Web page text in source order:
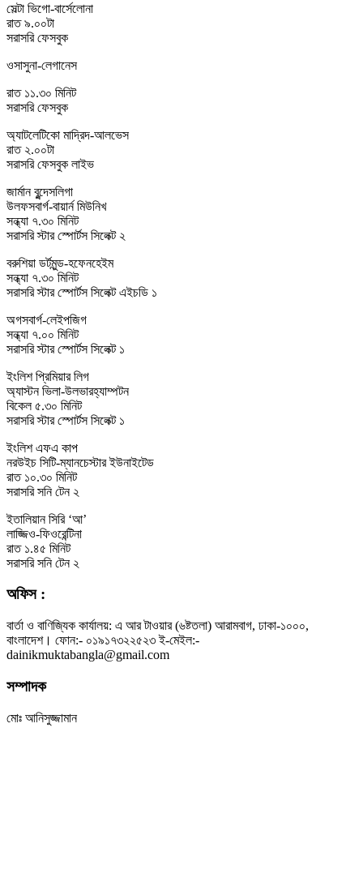
সেল্টা ভিগো-বার্সেলোনা
রাত ৯.০০টা
সরাসরি ফেসবুক
ওসাসুনা-লেগানেস
রাত ১১.৩০ মিনিট
সরাসরি ফেসবুক
অ্যাটলেটিকো মাদ্রিদ-আলভেস
রাত ২.০০টা
সরাসরি ফেসবুক লাইভ
জার্মান বুন্দেসলিগা
উলফসবার্গ-বায়ার্ন মিউনিখ
সন্ধ্যা ৭.৩০ মিনিট
সরাসরি স্টার স্পোর্টস সিলেক্ট ২
বরুশিয়া ডর্টমুন্ড-হফেনহেইম
সন্ধ্যা ৭.৩০ মিনিট
সরাসরি স্টার স্পোর্টস সিলেক্ট এইচডি ১
অগসবার্গ-লেইপজিগ
সন্ধ্যা ৭.০০ মিনিট
সরাসরি স্টার স্পোর্টস সিলেক্ট ১
ইংলিশ প্রিমিয়ার লিগ
অ্যাস্টন ভিলা-উলভারহ্যাম্পটন
বিকেল ৫.৩০ মিনিট
সরাসরি স্টার স্পোর্টস সিলেক্ট ১
ইংলিশ এফএ কাপ
নরউইচ সিটি-ম্যানচেস্টার ইউনাইটেড
রাত ১০.৩০ মিনিট
সরাসরি সনি টেন ২
ইতালিয়ান সিরি ‘আ’
লাজ্জিও-ফিওরেন্টিনা
রাত ১.৪৫ মিনিট
সরাসরি সনি টেন ২
অফিস :
বার্তা ও বাণিজ্যিক কার্যালয়: এ আর টাওয়ার (৬ষ্টতলা) আরামবাগ, ঢাকা-১০০০,
বাংলাদেশ। ফোন:- ০১৯১৭৩২২৫২৩ ই-মেইল:-
dainikmuktabangla@gmail.com
সম্পাদক
মোঃ আনিসুজ্জামান